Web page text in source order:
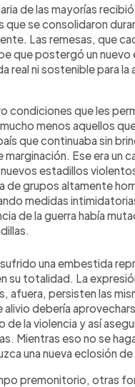
de las mayorías
se consolidaron
Las remesas, que
que postergó un
real ni sostenible para
condiciones que les
menos aquellos
que continuaba sin
Ese era un
estadillos
de grupos altamente
medidas
de la guerra había
una embestida
su totalidad. La
afuera, persisten las
debería
la violencia y así
Mientras eso no se
una nueva eclosión de
premonitorio, otras